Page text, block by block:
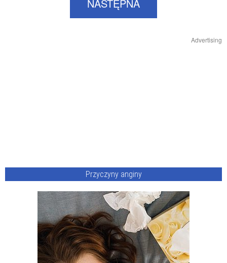
NASTĘPNA
Advertising
Przyczyny anginy